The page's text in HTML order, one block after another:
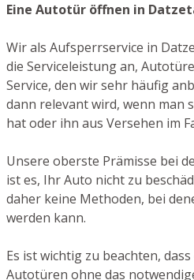
Eine Autotür öffnen in
Wir als Aufsperrservice in
die Serviceleistung an,
Service, den wir sehr häufig
dann relevant wird, wenn man
hat oder ihn aus Versehen im
Unsere oberste Prämisse bei
ist es, Ihr Auto nicht zu
daher keine Methoden, bei
werden kann.
Es ist wichtig zu beachten,
Autotüren ohne das